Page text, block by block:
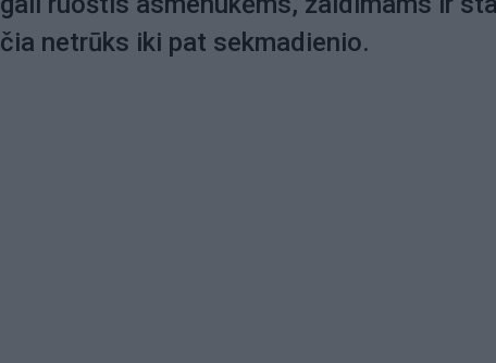
čia netrūks iki pat sekmadienio.